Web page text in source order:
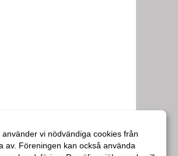
vi nödvändiga cookies från
av. Föreningen kan också använda